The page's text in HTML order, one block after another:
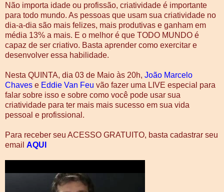
Não importa idade ou profissão, criatividade é importante
para todo mundo. As pessoas que usam sua criatividade no
dia-a-dia são mais felizes, mais produtivas e ganham em
média 13% a mais. E o melhor é que TODO MUNDO é
capaz de ser criativo. Basta aprender como exercitar e
desenvolver essa habilidade.
Nesta QUINTA, dia 03 de Maio às 20h, João Marcelo
Chaves e Eddie Van Feu vão fazer uma LIVE especial para
falar sobre isso e sobre como você pode usar sua
criatividade para ter mais mais sucesso em sua vida
pessoal e profissional.
Para receber seu ACESSO GRATUITO, basta cadastrar seu
email AQUI